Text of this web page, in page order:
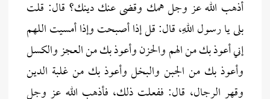
أذهب الله عز وجل همك وقضى عنك دينك؟ قال: قلت
بلى يا رسول اللهِ، قال: قل إذا أصبحت وإذا أمسيت اللهم
إني أعوذ بك من الهم والحزن وأعوذ بك من العجز والكسل
وأعوذ بك من الجبن والبخل وأعوذ بك من غلبة الدين
وقهر الرجال، قال: ففعلت ذلك، فأذهب الله عز وجل